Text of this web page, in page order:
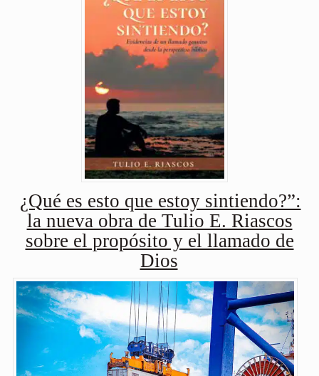
¿Qué es esto que estoy sintiendo?”:
la nueva obra de Tulio E. Riascos
sobre el propósito y el llamado de
Dios